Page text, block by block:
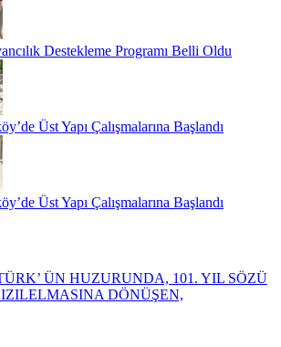
Destekleme Programı Belli Oldu
Üst Yapı Çalışmalarına Başlandı
Üst Yapı Çalışmalarına Başlandı
ÜN HUZURUNDA, 101. YIL SÖZÜ
DÖNÜŞEN,